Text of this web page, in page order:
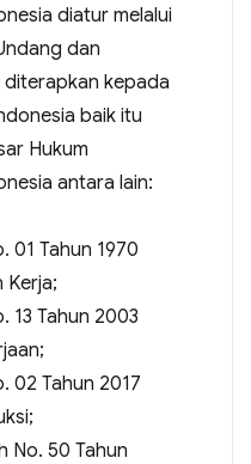
diatur melalui
dan
diterapkan kepada
baik itu
Hukum
antara lain:
01 Tahun 1970
Kerja;
13 Tahun 2003
02 Tahun 2017
No. 50 Tahun